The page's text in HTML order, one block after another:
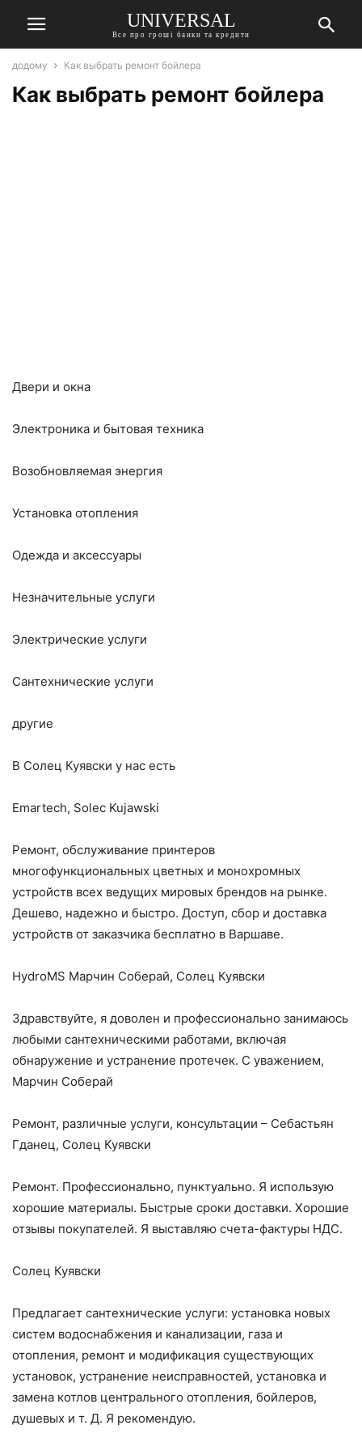
UNIVERSAL
Все про гроші банки та кредити
додому Как выбрать ремонт бойлера
Как выбрать ремонт бойлера
Двери и окна
Электроника и бытовая техника
Возобновляемая энергия
Установка отопления
Одежда и аксессуары
Незначительные услуги
Электрические услуги
Сантехнические услуги
другие
В Солец Куявски у нас есть
Emartech, Solec Kujawski
Ремонт, обслуживание принтеров
многофункциональных цветных и монохромных
устройств всех ведущих мировых брендов на рынке.
Дешево, надежно и быстро. Доступ, сбор и доставка
устройств от заказчика бесплатно в Варшаве.
HydroMS Марчин Соберай, Солец Куявски
Здравствуйте, я доволен и профессионально занимаюсь
любыми сантехническими работами, включая
обнаружение и устранение протечек. С уважением,
Марчин Соберай
Ремонт, различные услуги, консультации – Себастьян
Гданец, Солец Куявски
Ремонт. Профессионально, пунктуально. Я использую
хорошие материалы. Быстрые сроки доставки. Хорошие
отзывы покупателей. Я выставляю счета-фактуры НДС.
Солец Куявски
Предлагает сантехнические услуги: установка новых
систем водоснабжения и канализации, газа и
отопления, ремонт и модификация существующих
установок, устранение неисправностей, установка и
замена котлов центрального отопления, бойлеров,
душевых и т. Д. Я рекомендую.